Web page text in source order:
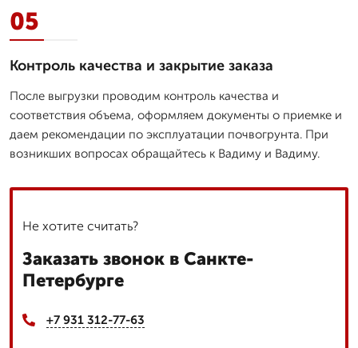
05
Контроль качества и закрытие заказа
После выгрузки проводим контроль качества и
соответствия объема, оформляем документы о приемке и
даем рекомендации по эксплуатации почвогрунта. При
возникших вопросах обращайтесь к Вадиму и Вадиму.
Не хотите считать?
Заказать звонок в Санкте-
Петербурге
+7 931 312-77-63